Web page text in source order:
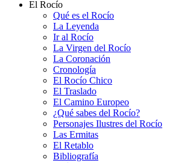
El Rocío
Qué es el Rocío
La Leyenda
Ir al Rocío
La Virgen del Rocío
La Coronación
Cronología
El Rocío Chico
El Traslado
El Camino Europeo
¿Qué sabes del Rocío?
Personajes Ilustres del Rocío
Las Ermitas
El Retablo
Bibliografía